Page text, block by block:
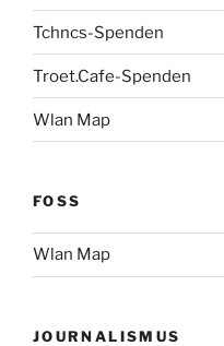
Tchncs-Spenden
Troet.Cafe-Spenden
Wlan Map
FOSS
Wlan Map
JOURNALISMUS